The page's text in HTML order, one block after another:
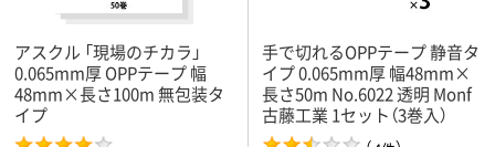
アスクル 「現場のチカラ」
0.065mm厚 OPPテープ 幅
48mm×長さ100m 無包装タ
イプ
手で切れるOPPテープ 静音タ
イプ 0.065mm厚 幅48mm×
長さ50m No.6022 透明 Monf
古藤工業 1セット（3巻入）